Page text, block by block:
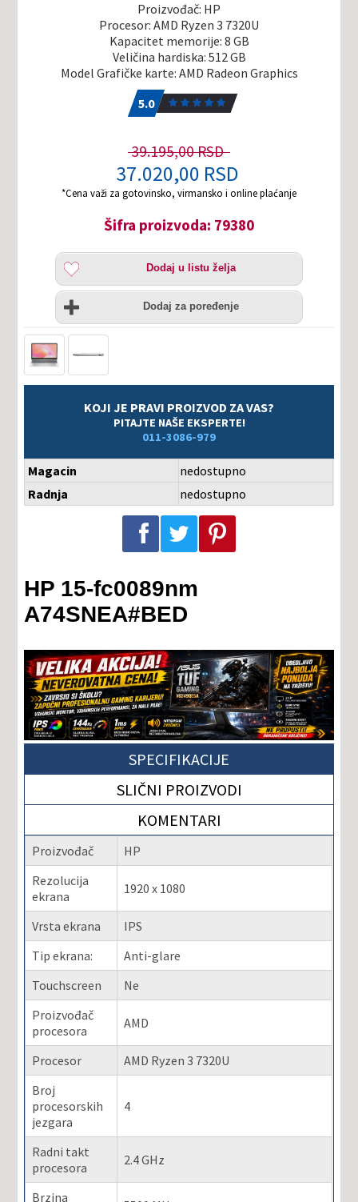
Proizvođač: HP
Procesor: AMD Ryzen 3 7320U
Kapacitet memorije: 8 GB
Veličina hardiska: 512 GB
Model Grafičke karte: AMD Radeon Graphics
5.0
39.195,00 RSD
37.020,00 RSD
*Cena važi za gotovinsko, virmansko i online plaćanje
Šifra proizvoda: 79380
Dodaj
listu
želja
Dodaj u listu želja
Uporedi
Dodaj za poređenje
KOJI JE PRAVI PROIZVOD ZA VAS?
PITAJTE NAŠE EKSPERTE!
011-3086-979
Magacin
nedostupno
Radnja
nedostupno
Podeli na Facebook-u Podeli na Twitter-u Podeli na Pinterest-u
HP 15-fc0089nm
A74SNEA#BED
SPECIFIKACIJE
SLIČNI PROIZVODI
KOMENTARI
Proizvođač
HP
Rezolucija
ekrana
1920 x 1080
Vrsta ekrana
IPS
Tip ekrana:
Anti-glare
Touchscreen
Ne
Proizvođač
procesora
AMD
Procesor
AMD Ryzen 3 7320U
Broj
procesorskih
jezgara
4
Radni takt
procesora
2.4 GHz
Brzina